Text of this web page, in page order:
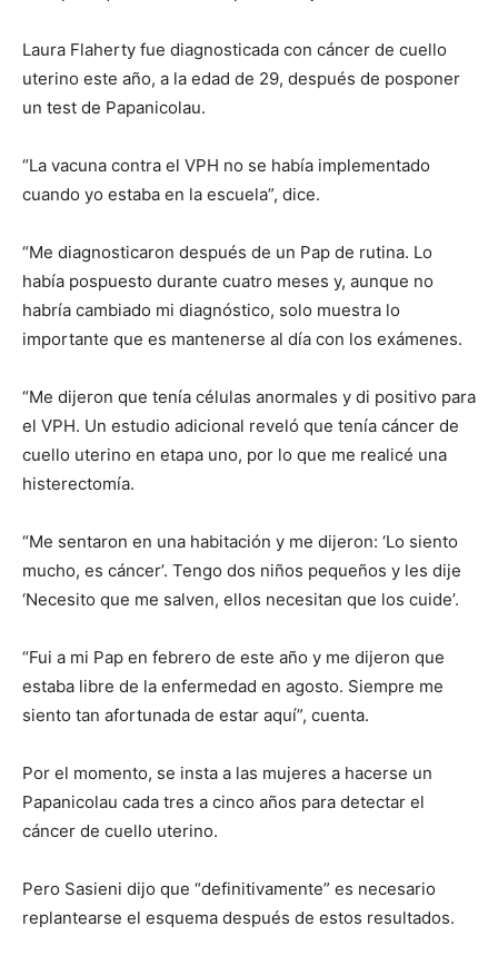
Laura Flaherty fue diagnosticada con cáncer de cuello
uterino este año, a la edad de 29, después de posponer
un test de Papanicolau.
“La vacuna contra el VPH no se había implementado
cuando yo estaba en la escuela”, dice.
“Me diagnosticaron después de un Pap de rutina. Lo
había pospuesto durante cuatro meses y, aunque no
habría cambiado mi diagnóstico, solo muestra lo
importante que es mantenerse al día con los exámenes.
“Me dijeron que tenía células anormales y di positivo para
el VPH. Un estudio adicional reveló que tenía cáncer de
cuello uterino en etapa uno, por lo que me realicé una
histerectomía.
“Me sentaron en una habitación y me dijeron: ‘Lo siento
mucho, es cáncer’. Tengo dos niños pequeños y les dije
‘Necesito que me salven, ellos necesitan que los cuide’.
“Fui a mi Pap en febrero de este año y me dijeron que
estaba libre de la enfermedad en agosto. Siempre me
siento tan afortunada de estar aquí”, cuenta.
Por el momento, se insta a las mujeres a hacerse un
Papanicolau cada tres a cinco años para detectar el
cáncer de cuello uterino.
Pero Sasieni dijo que “definitivamente” es necesario
replantearse el esquema después de estos resultados.